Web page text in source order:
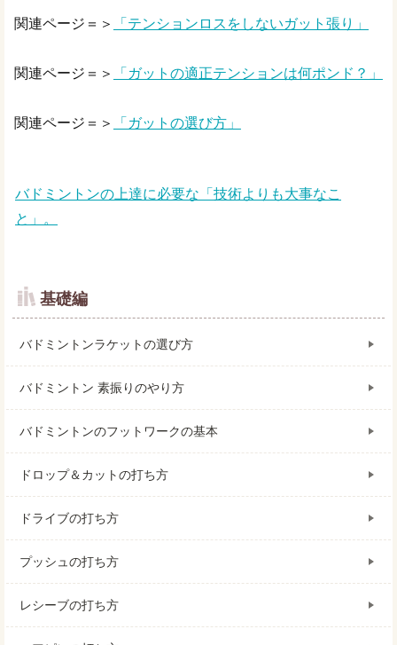
関連ページ＝＞ 「テンションロスをしないガット張り」
関連ページ＝＞ 「ガットの適正テンションは何ポンド？」
関連ページ＝＞ 「ガットの選び方」
バドミントンの上達に必要な「技術よりも大事なこ
と」。
基礎編
バドミントンラケットの選び方
バドミントン 素振りのやり方
バドミントンのフットワークの基本
ドロップ＆カットの打ち方
ドライブの打ち方
プッシュの打ち方
レシーブの打ち方